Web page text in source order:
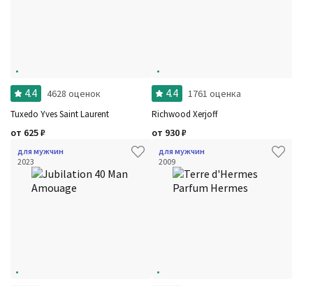
4.4 4628 оценок
Tuxedo Yves Saint Laurent
от 625₽
4.4 1761 оценка
Richwood Xerjoff
от 930₽
для мужчин
2023
для мужчин
2009